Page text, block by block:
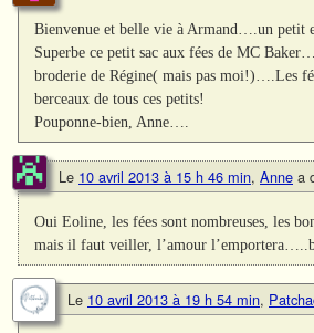
Bienvenue et belle vie à Armand….un petit
Superbe ce petit sac aux fées de MC
broderie de Régine( mais pas moi!)….Les
berceaux de tous ces petits!
Pouponne-bien, Anne….
Le 10 avril 2013 à 15 h 46 min, Anne a
Oui Eoline, les fées sont nombreuses, les
mais il faut veiller, l’amour
Le 10 avril 2013 à 19 h 54 min,